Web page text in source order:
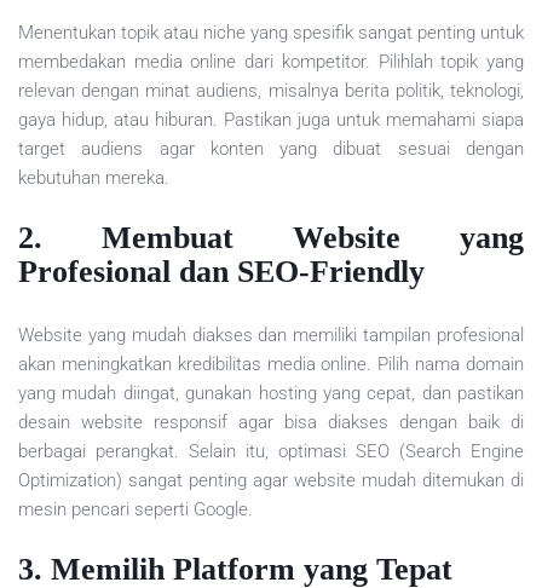
Menentukan topik atau niche yang spesifik sangat penting untuk
membedakan media online dari kompetitor. Pilihlah topik yang
relevan dengan minat audiens, misalnya berita politik, teknologi,
gaya hidup, atau hiburan. Pastikan juga untuk memahami siapa
target audiens agar konten yang dibuat sesuai dengan
kebutuhan mereka.
2. Membuat Website yang
Profesional dan SEO-Friendly
Website yang mudah diakses dan memiliki tampilan profesional
akan meningkatkan kredibilitas media online. Pilih nama domain
yang mudah diingat, gunakan hosting yang cepat, dan pastikan
desain website responsif agar bisa diakses dengan baik di
berbagai perangkat. Selain itu, optimasi SEO (Search Engine
Optimization) sangat penting agar website mudah ditemukan di
mesin pencari seperti Google.
3. Memilih Platform yang Tepat